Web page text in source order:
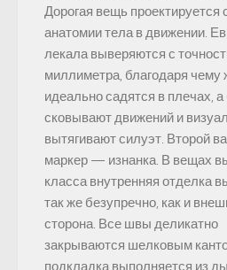
Дорогая вещь проектируется
анатомии тела в движении.
лекала выверяются с
миллиметра, благодаря чему
идеально садятся в плечах,
сковывают движений и
вытягивают силуэт. Второй
маркер — изнанка. В вещах
класса внутренняя отделка
так же безупречно, как и
сторона. Все швы деликатно
закрываются шелковым
подкладка выполняется из